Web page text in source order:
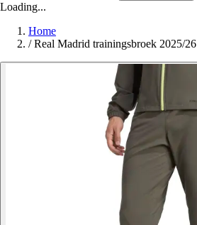
Loading...
Home
/ Real Madrid trainingsbroek 2025/26